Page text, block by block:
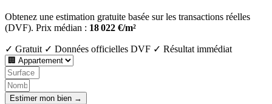
Obtenez une estimation gratuite basée sur les transactions réelles
(DVF). Prix médian : 18 022 €/m²
✓ Gratuit ✓ Données officielles DVF ✓ Résultat immédiat
Estimer mon bien →